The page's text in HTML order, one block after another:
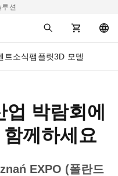
션
트소식팸플릿3D 모델
업 박람회에
께하세요
EXPO (폴란드